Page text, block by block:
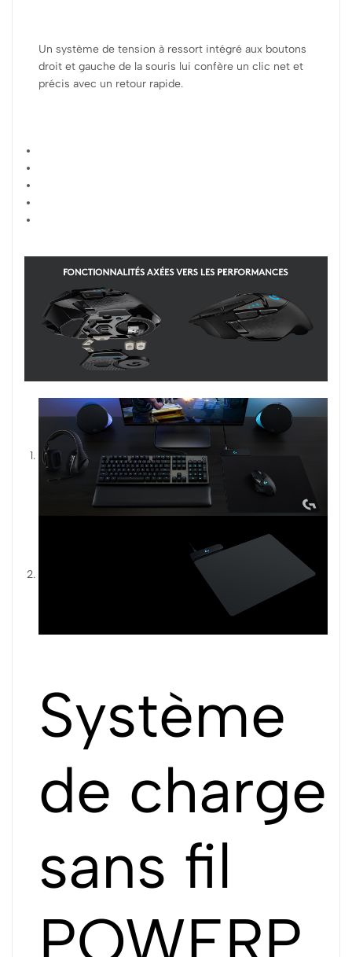
Un système de tension à ressort intégré aux boutons
droit et gauche de la souris lui confère un clic net et
précis avec un retour rapide.
Système
de charge
sans fil
POWERP